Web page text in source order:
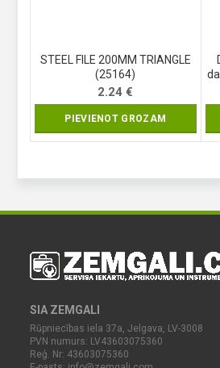
STEEL FILE 200MM TRIANGLE
(25164)
2.24€
PIEVIENOT GROZAM
SIA ZEMGALI
Rūpniecības iela 37a, Jelgava, LV-3008
PVN numurs: LV43603075360
Reģ. Nr: 43603075360